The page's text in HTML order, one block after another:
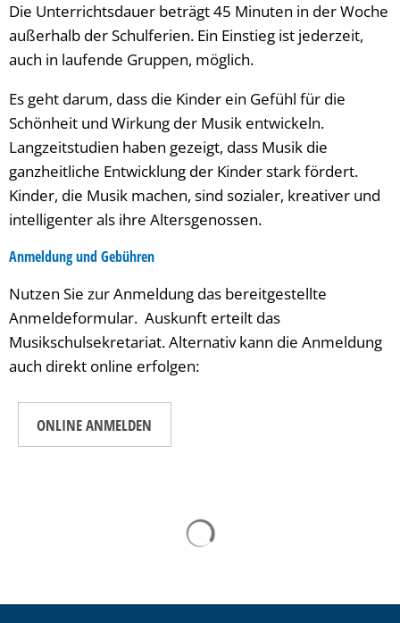
Die Unterrichtsdauer beträgt 45 Minuten in der Woche
außerhalb der Schulferien. Ein Einstieg ist jederzeit,
auch in laufende Gruppen, möglich.
Es geht darum, dass die Kinder ein Gefühl für die
Schönheit und Wirkung der Musik entwickeln.
Langzeitstudien haben gezeigt, dass Musik die
ganzheitliche Entwicklung der Kinder stark fördert.
Kinder, die Musik machen, sind sozialer, kreativer und
intelligenter als ihre Altersgenossen.
Anmeldung und Gebühren
Nutzen Sie zur Anmeldung das bereitgestellte
Anmeldeformular. Auskunft erteilt das
Musikschulsekretariat. Alternativ kann die Anmeldung
auch direkt online erfolgen:
ONLINE ANMELDEN